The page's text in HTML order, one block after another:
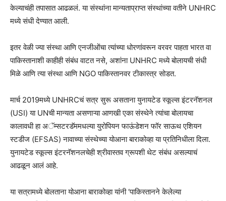
केल्याचंही तपासात आढळलं. या संस्थांना मान्यताप्राप्त संस्थांच्या वतीने UNHRC
मध्ये संधी देण्यात आली.
इतर वेळी ज्या संस्था आणि एनजीओंचा त्यांच्या धोरणांवरून वरवर पाहता भारत वा
पाकिस्तानाशी काहीही संबंध वाटत नसे, अशांना UNHRC मध्ये बोलायची संधी
मिळे आणि त्या संस्था आणि NGO पाकिस्तानवर टीकास्त्र सोडत.
मार्च 2019मध्ये UNHRCचं सत्र सुरू असताना युनायटेड स्कूल्स इंटरनॅशनल
(USI) या UNची मान्यता असणाऱ्या आणखी एका संस्थेने त्यांचा बोलायचा
कालावधी हा अॅम्सटरडॅममधल्या युरोपियन फाऊंडेशन फॉर साऊथ एशियन
स्टडीज (EFSAS) नावाच्या संस्थेच्या योआना बाराकोव्हा या प्रतिनिधीला दिला.
युनायटेड स्कूल्स इंटरनॅशनलचेही श्रीवास्तव ग्रूपशी थेट संबंध असल्याचं
आढळून आलं आहे.
या सत्रामध्ये बोलताना योआना बाराकोव्हा यांनी ‘पाकिस्तानने केलेल्या